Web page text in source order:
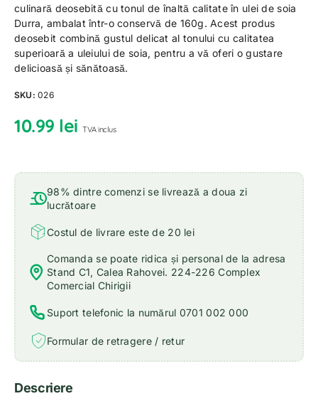
culinară deosebită cu tonul de înaltă calitate în ulei de soia
Durra, ambalat într-o conservă de 160g. Acest produs
deosebit combină gustul delicat al tonului cu calitatea
superioară a uleiului de soia, pentru a vă oferi o gustare
delicioasă și sănătoasă.
SKU:026
10.99 lei TVA inclus
98% dintre comenzi se livrează a doua zi
lucrătoare
Costul de livrare este de 20 lei
Comanda se poate ridica și personal de la adresa
Stand C1, Calea Rahovei. 224-226 Complex
Comercial Chirigii
Suport telefonic la numărul 0701 002 000
Formular de retragere / retur
Descriere